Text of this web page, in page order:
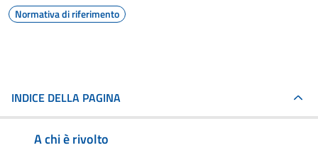
Normativa di riferimento
INDICE DELLA PAGINA
A chi è rivolto